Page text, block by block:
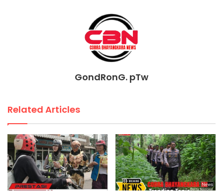
GondRonG. pTw
Related Articles